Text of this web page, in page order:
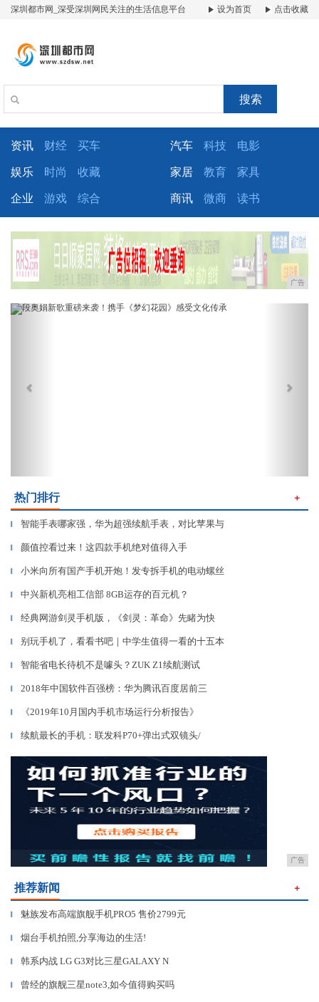
深圳都市网_深受深圳网民关注的生活信息平台 设为首页 点击收藏
搜索
资讯 财经 买车 汽车 科技 电影
娱乐 时尚 收藏 家居 教育 家具
企业 游戏 综合 商讯 微商 读书
广告
Previous
热门排行 ＋
▎ 智能手表哪家强，华为超强续航手表，对比苹果与
▎ 颜值控看过来！这四款手机绝对值得入手
▎ 小米向所有国产手机开炮！发专拆手机的电动螺丝
▎ 中兴新机亮相工信部 8GB运存的百元机？
▎ 经典网游剑灵手机版，《剑灵：革命》先睹为快
▎ 别玩手机了，看看书吧｜中学生值得一看的十五本
▎ 智能省电长待机不是噱头？ZUK Z1续航测试
▎ 2018年中国软件百强榜：华为腾讯百度居前三
▎ 《2019年10月国内手机市场运行分析报告》
▎ 续航最长的手机：联发科P70+弹出式双镜头/
广告
推荐新闻 ＋
▎ 魅族发布高端旗舰手机PRO5 售价2799元
▎ 烟台手机拍照,分享海边的生活!
▎ 韩系内战 LG G3对比三星GALAXY N
▎ 曾经的旗舰三星note3,如今值得购买吗